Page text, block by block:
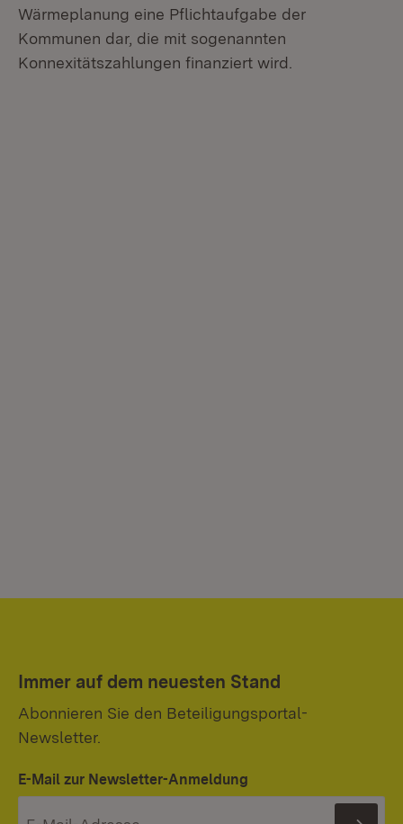
Wärmeplanung eine Pflichtaufgabe der
Kommunen dar, die mit sogenannten
Konnexitätszahlungen finanziert wird.
Immer auf dem neuesten Stand
Abonnieren Sie den Beteiligungsportal-
Newsletter.
E-Mail zur Newsletter-Anmeldung